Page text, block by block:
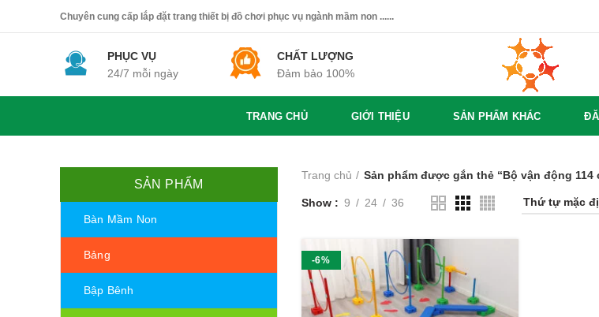
Chuyên cung cấp lắp đặt trang thiết bị đồ chơi phục vụ ngành mầm non ......
PHỤC VỤ
24/7 mỗi ngày
CHẤT LƯỢNG
Đảm bảo 100%
TRANG CHỦ GIỚI THIỆU SẢN PHẨM KHÁC
Trang chủ Sản phẩm được gắn thẻ “Bộ vận động
Show 9 24 36
-6%
SẢN PHẨM
Bàn Mầm Non
Bảng
Bập Bênh